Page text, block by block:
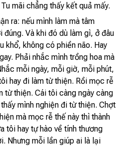
mãi chẳng thấy kết quả mấy.
ra: nếu mình làm mà tâm
đúng. Và khi đó dù làm gì, ở đâu
khổ, không có phiền não. Hay
Phải nhắc mình trồng hoa mà
mỗi ngày, mỗi giờ, mỗi phút,
hay đi làm từ thiện. Rồi mọc rễ
từ thiện. Cái tôi càng ngày càng
mình nghiện đi từ thiện. Chợt
mà mọc rễ thế này thì thành
tôi hay tự hào về tính thương
Nhưng mỗi lần giúp ai là lại